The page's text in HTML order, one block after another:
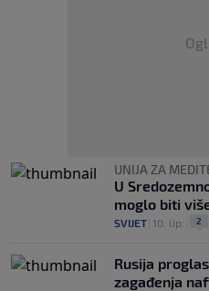
UNIJA ZA
U
moglo biti
SVIJET 10. lip. 2
Rusija
zagađenja